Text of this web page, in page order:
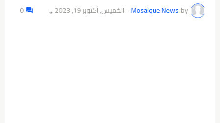
by
Mosaique News
- الخميس, أكتوبر 19, 2023 👁️
0